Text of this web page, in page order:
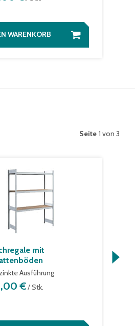
WARENKORB
Seite 1 von 3
mit
Ausführung
€/ Stk.